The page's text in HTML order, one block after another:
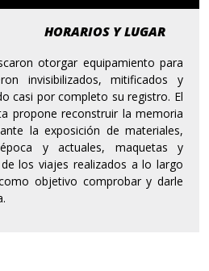
HORARIOS Y LUGAR
otorgar equipamiento para
invisibilizados, mitificados y
casi por completo su registro. El
propone reconstruir la memoria
la exposición de materiales,
y actuales, maquetas y
los viajes realizados a lo largo
objetivo comprobar y darle